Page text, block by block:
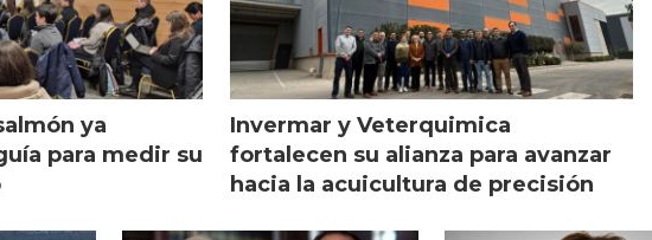
ya
para medir su
Invermar y Veterquimica
fortalecen su alianza para avanzar
hacia la acuicultura de precisión